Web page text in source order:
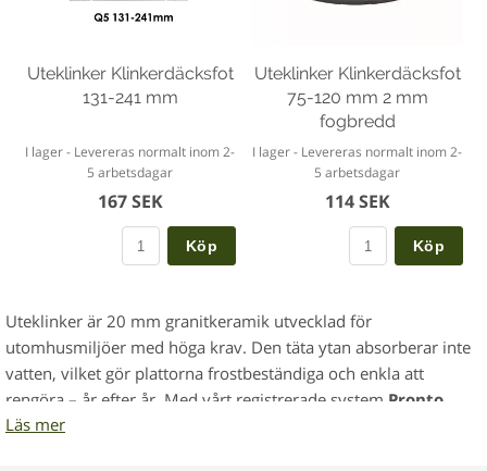
Uteklinker Klinkerdäcksfot
131-241 mm
I lager - Levereras normalt inom 2-
5 arbetsdagar
167 SEK
Köp
Uteklinker Klinkerdäcksfot
75-120 mm 2 mm
fogbredd
I lager - Levereras normalt inom 2-
5 arbetsdagar
114 SEK
Köp
Uteklinker är 20 mm granitkeramik utvecklad för
utomhusmiljöer med höga krav. Den täta ytan absorberar inte
vatten, vilket gör plattorna frostbeständiga och enkla att
rengöra – år efter år. Med vårt registrerade system Pronto
Klinkerdäck®
Läs mer